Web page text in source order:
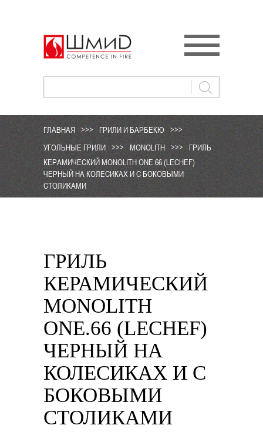
ГЛАВНАЯ >>> ГРИЛИ И БАРБЕКЮ
>>>
УГОЛЬНЫЕ ГРИЛИ
>>> MONOLITH >>>
ГРИЛЬ
КЕРАМИЧЕСКИЙ MONOLITH ONE.66 (LECHEF)
ЧЕРНЫЙ НА КОЛЕСИКАХ И С БОКОВЫМИ
СТОЛИКАМИ
ГРИЛЬ
КЕРАМИЧЕСКИЙ
MONOLITH
ONE.66 (LECHEF)
ЧЕРНЫЙ НА
КОЛЕСИКАХ И С
БОКОВЫМИ
СТОЛИКАМИ